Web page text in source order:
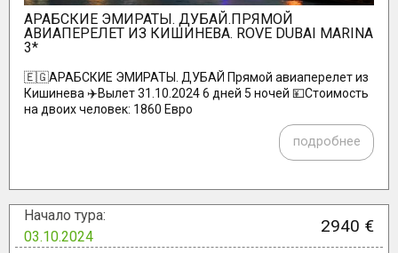
АРАБСКИЕ ЭМИРАТЫ. ДУБАЙ.ПРЯМОЙ
АВИАПЕРЕЛЕТ ИЗ КИШИНЕВА. ROVE DUBAI MARINA
3*
🇪🇬АРАБСКИЕ ЭМИРАТЫ. ДУБАЙ Прямой авиаперелет из
Кишинева ✈️Вылет 31.10.2024 6 дней 5 ночей 💴Стоимость
на двоих человек: 1860 Евро
подробнее
Начало тура:
03.10.2024
2940 €